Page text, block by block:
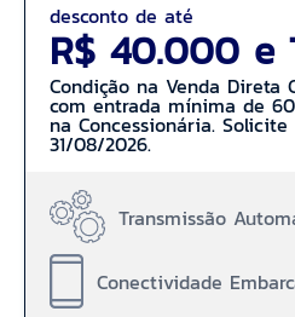
desconto de até
R$ 40.000 e
Condição na Venda Direta
com entrada mínima de
na Concessionária.
31/08/2026.
Transmissão
Conectividade